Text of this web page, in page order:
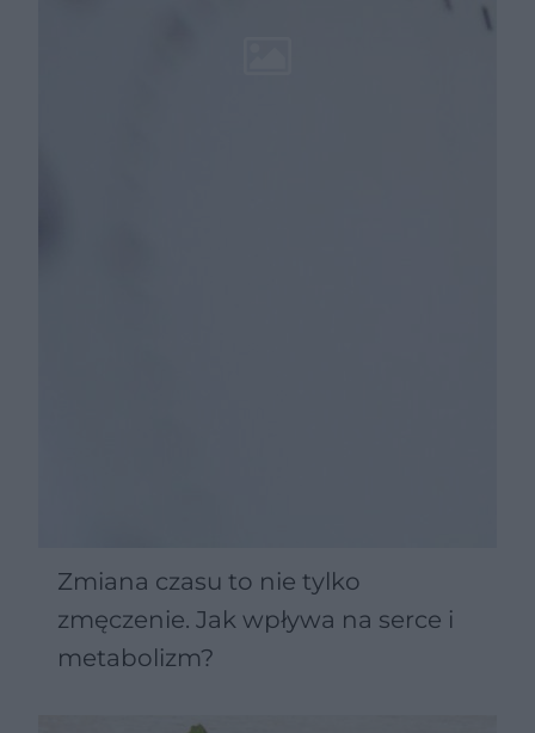
Zmiana czasu to nie tylko
zmęczenie. Jak wpływa na serce i
metabolizm?